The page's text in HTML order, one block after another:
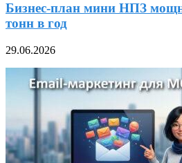
Бизнес-план мини НПЗ
тонн в год
29.06.2026